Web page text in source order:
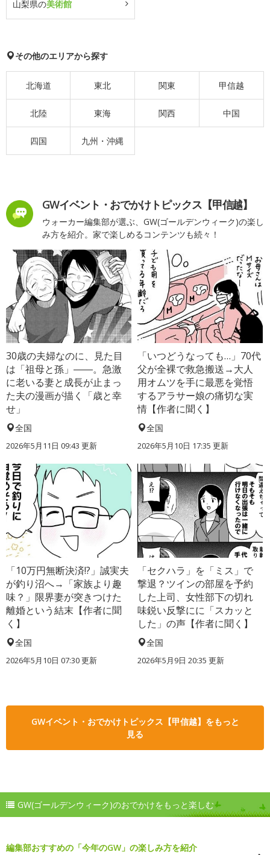
山梨県の美術館
その他のエリアから探す
北海道 東北 関東 甲信越
北陸 東海 関西 中国
四国 九州・沖縄
GWイベント・おでかけトピックス【甲信越】
ウォーカー編集部が選ぶ、GW(ゴールデンウィーク)の楽し
み方を紹介。家で楽しめるコンテンツも続々！
30歳の夫婦なのに、見た目
は「祖母と孫」――。急激
に老いる妻と成長が止まっ
た夫の漫画が描く「歳と幸
せ」
全国
2026年5月11日 09:43 更新
「いつどうなっても…」70代
父が全裸で救急搬送→大人
用オムツを手に最悪を覚悟
するアラサー娘の痛切な実
情【作者に聞く】
全国
2026年5月10日 17:35 更新
「10万円無断決済!?」誠実夫
が釣り沼へ→「家族より趣
味？」限界妻が突きつけた
離婚という結末【作者に聞
く】
全国
2026年5月10日 07:30 更新
「セクハラ」を「ミス」で
撃退？ツインの部屋を予約
した上司、女性部下の切れ
味鋭い反撃にに「スカッと
した」の声【作者に聞く】
全国
2026年5月9日 20:35 更新
GWイベント・おでかけトピックス【甲信越】をもっと
見る
GW(ゴールデンウィーク)のおでかけをもっと楽しむ
編集部おすすめの「今年のGW」の楽しみ方を紹介